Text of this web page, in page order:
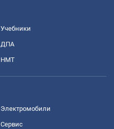
Учебники
ДПА
НМТ
Электромобили
Сервис